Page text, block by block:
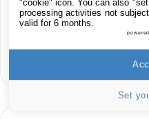
Business Infos
"cookie" icon. You can also
processing activities not
valid for 6 months.
Set